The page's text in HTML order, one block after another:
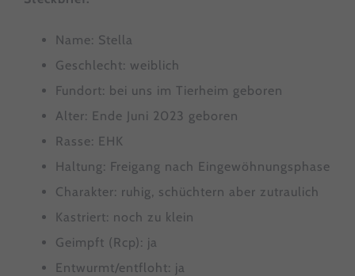
Name: Stella
Geschlecht: weiblich
Fundort: bei uns im Tierheim geboren
Alter: Ende Juni 2023 geboren
Rasse: EHK
Haltung: Freigang nach Eingewöhnungsphase
Charakter: ruhig, schüchtern aber zutraulich
Kastriert: noch zu klein
Geimpft (Rcp): ja
Entwurmt/entfloht: ja